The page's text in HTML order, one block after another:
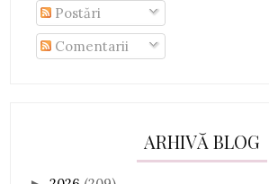
Postări
Comentarii
ARHIVĂ BLOG